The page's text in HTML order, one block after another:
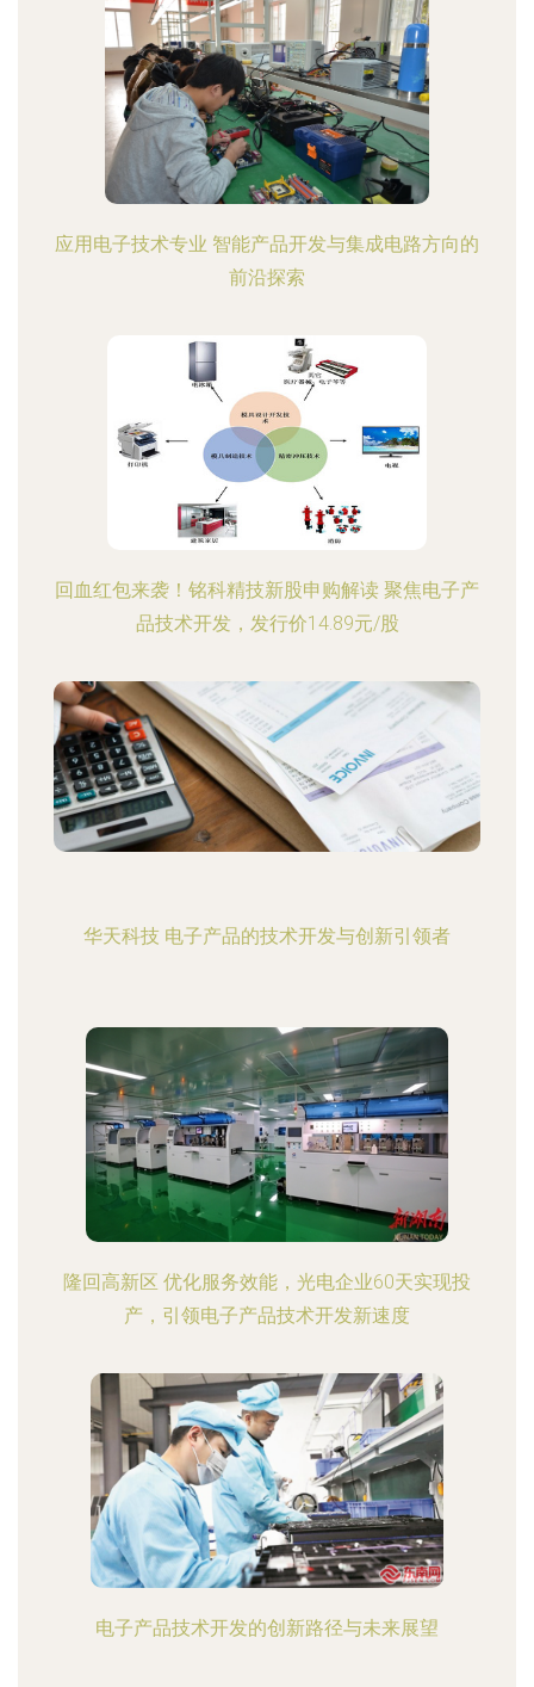
应用电子技术专业 智能产品开发与集成电路方向的
前沿探索
回血红包来袭！铭科精技新股申购解读 聚焦电子产
品技术开发，发行价14.89元/股
华天科技 电子产品的技术开发与创新引领者
隆回高新区 优化服务效能，光电企业60天实现投
产，引领电子产品技术开发新速度
电子产品技术开发的创新路径与未来展望